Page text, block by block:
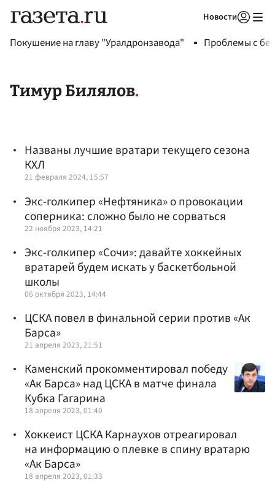
Новости
Покушение на главу "Уралдронзавода" Проблемы с
Тимур Билялов
Названы лучшие вратари текущего сезона
КХЛ
21 февраля 2024, 15:57
Экс-голкипер «Нефтяника» о провокации
соперника: сложно было не сорваться
22 ноября 2023, 14:21
Экс-голкипер «Сочи»: давайте хоккейных
вратарей будем искать у баскетбольной
школы
06 октября 2023, 14:44
ЦСКА повел в финальной серии против «Ак
Барса»
21 апреля 2023, 21:51
Каменский прокомментировал победу
«Ак Барса» над ЦСКА в матче финала
Кубка Гагарина
18 апреля 2023, 01:40
Хоккеист ЦСКА Карнаухов отреагировал
на информацию о плевке в спину вратарю
«Ак Барса»
18 апреля 2023, 01:33